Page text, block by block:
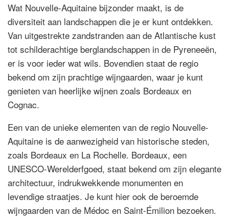
Wat Nouvelle-Aquitaine bijzonder maakt, is de
diversiteit aan landschappen die je er kunt ontdekken.
Van uitgestrekte zandstranden aan de Atlantische kust
tot schilderachtige berglandschappen in de Pyreneeën,
er is voor ieder wat wils. Bovendien staat de regio
bekend om zijn prachtige wijngaarden, waar je kunt
genieten van heerlijke wijnen zoals Bordeaux en
Cognac.
Een van de unieke elementen van de regio Nouvelle-
Aquitaine is de aanwezigheid van historische steden,
zoals Bordeaux en La Rochelle. Bordeaux, een
UNESCO-Werelderfgoed, staat bekend om zijn elegante
architectuur, indrukwekkende monumenten en
levendige straatjes. Je kunt hier ook de beroemde
wijngaarden van de Médoc en Saint-Émilion bezoeken.